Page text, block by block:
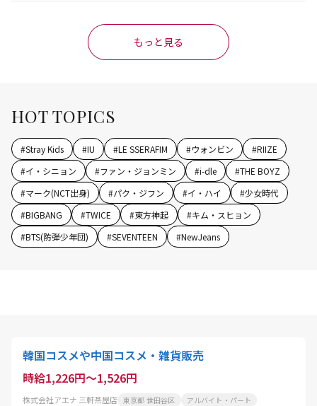
もっと見る
HOT TOPICS
#Stray Kids #IU #LE SSERAFIM #ウォンビン #RIIZE
#イ・シニョン #ファン・ジョンミン #i-dle #THE BOYZ
#マーク(NCT出身) #パク・ジフン #イ・ハイ #少女時代
#BIGBANG #TWICE #東方神起 #キム・スヒョン
#BTS(防弾少年団) #SEVENTEEN #NewJeans
韓国コスメや中国コスメ・雑貨販売
時給1,226円～1,526円
株式会社アエナ 三軒茶屋店 東京都 世田谷区 アルバイト・パート